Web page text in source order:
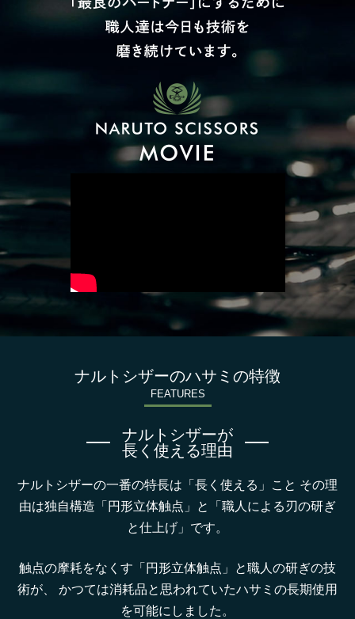
ナルトシザーのハサミの特徴
FEATURES
ナルトシザーが
長く使える理由
ナルトシザーの一番の特長は「長く使える」こと その理
由は独自構造「円形立体触点」と「職人による刃の研ぎ
と仕上げ」です。
触点の摩耗をなくす「円形立体触点」と職人の研ぎの技
術が、
かつては消耗品と思われていたハサミの長期使用
を可能にしました。